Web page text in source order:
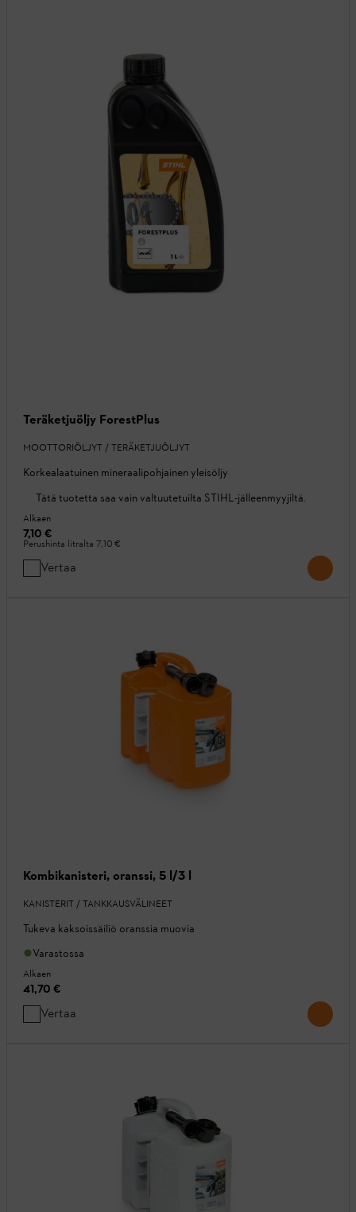
Teräketjuöljy ForestPlus
MOOTTORIÖLJYT / TERÄKETJUÖLJYT
Korkealaatuinen mineraalipohjainen yleisöljy
Tätä tuotetta saa vain valtuutetuilta STIHL-jälleenmyyjiltä.
Alkaen
7,10 €
Perushinta litralta 7,10 €
Vertaa
Kombikanisteri, oranssi, 5 l/3 l
KANISTERIT / TANKKAUSVÄLINEET
Tukeva kaksoissäiliö oranssia muovia
Varastossa
Alkaen
41,70 €
Vertaa